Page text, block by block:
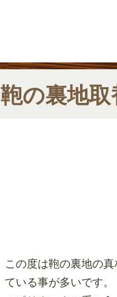
鞄の裏地取
この度は鞄の裏地の
ている事が多いです